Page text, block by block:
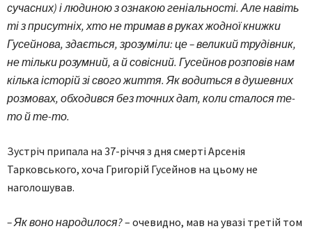
сучасних) і людиною з ознакою геніальності. Але навіть
ті з присутніх, хто не тримав в руках жодної книжки
Гусейнова, здається, зрозуміли: це – великий трудівник,
не тільки розумний, а й совісний. Гусейнов розповів нам
кілька історій зі свого життя. Як водиться в душевних
розмовах, обходився без точних дат, коли сталося те-
то й те-то.
Зустріч припала на 37-річчя з дня смерті Арсенія
Тарковського, хоча Григорій Гусейнов на цьому не
наголошував.
– Як воно народилося?– очевидно, мав на увазі третій том